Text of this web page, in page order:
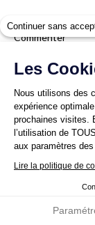
Commenter
Vos
Continuer sans
Les
Nous utilisons des
expérience
prochaines visites.
l’utilisation de
aux paramètres
Lire la politique de